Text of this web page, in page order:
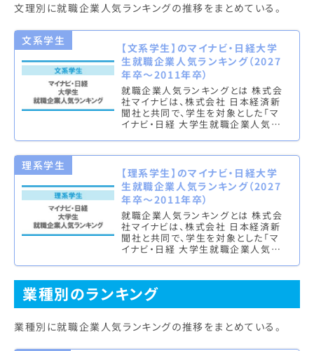
文理別に就職企業人気ランキングの推移をまとめている。
文系学生
【文系学生】のマイナビ・日経大学
生就職企業人気ランキング（2027
年卒～2011年卒）
就職企業人気ランキングとは 株式会
社マイナビは、株式会社 日本経済新
聞社と共同で、学生を対象とした「マ
イナビ・日経 大学生就職企業人気ラ
理系学生
【理系学生】のマイナビ・日経大学
生就職企業人気ランキング（2027
年卒～2011年卒）
就職企業人気ランキングとは 株式会
社マイナビは、株式会社 日本経済新
聞社と共同で、学生を対象とした「マ
イナビ・日経 大学生就職企業人気ラ
業種別のランキング
業種別に就職企業人気ランキングの推移をまとめている。